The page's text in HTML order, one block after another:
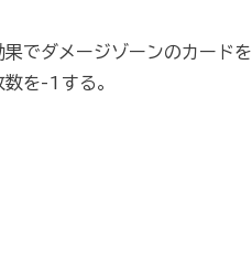
果でダメージゾーンのカードを
を-1する。